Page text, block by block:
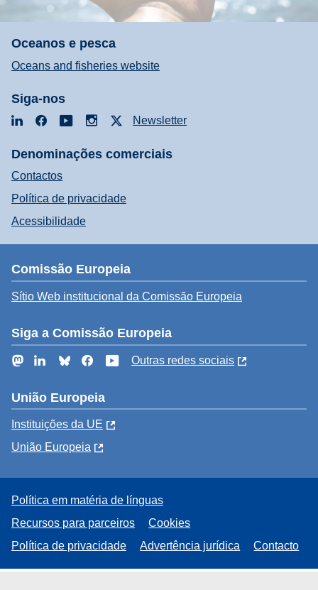
Oceanos e pesca
Oceans and fisheries website
Siga-nos
LinkedInFacebookYouTubeInstagramNewsletter
Denominações comerciais
Contactos
Política de privacidade
Acessibilidade
Comissão Europeia
Sítio Web institucional da Comissão Europeia
Siga a Comissão Europeia
MastodonLinkedInBlueskyFacebookYouTube
Outras redes sociais
União Europeia
Instituições da UE
União Europeia
Política em matéria de línguas
Recursos para parceiros
Cookies
Política de privacidade
Advertência jurídica Contacto